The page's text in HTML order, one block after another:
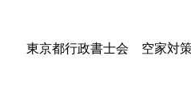
東京都行政書士会 空家対